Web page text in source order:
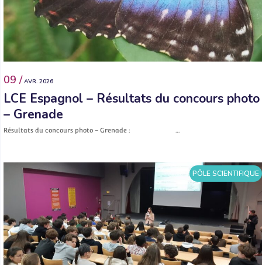
09 / AVR. 2026
LCE Espagnol – Résultats du concours photo
– Grenade
Résultats du concours photo – Grenade : …
PÔLE SCIENTIFIQUE